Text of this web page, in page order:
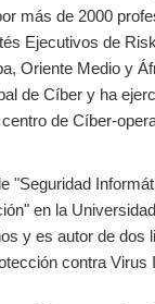
más de 2000
Ejecutivos de
Oriente Medio y
de Cíber y ha
de Cíber-
"Seguridad
en la
y es autor de dos
contra Virus